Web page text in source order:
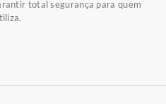
total segurança para quem